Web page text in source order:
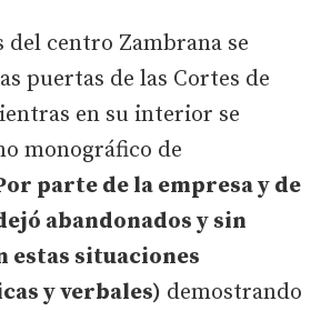
del centro Zambrana se
puertas de las Cortes de
en su interior se
monográfico de
parte de la empresa y de
abandonados y sin
estas situaciones
y verbales) demostrando